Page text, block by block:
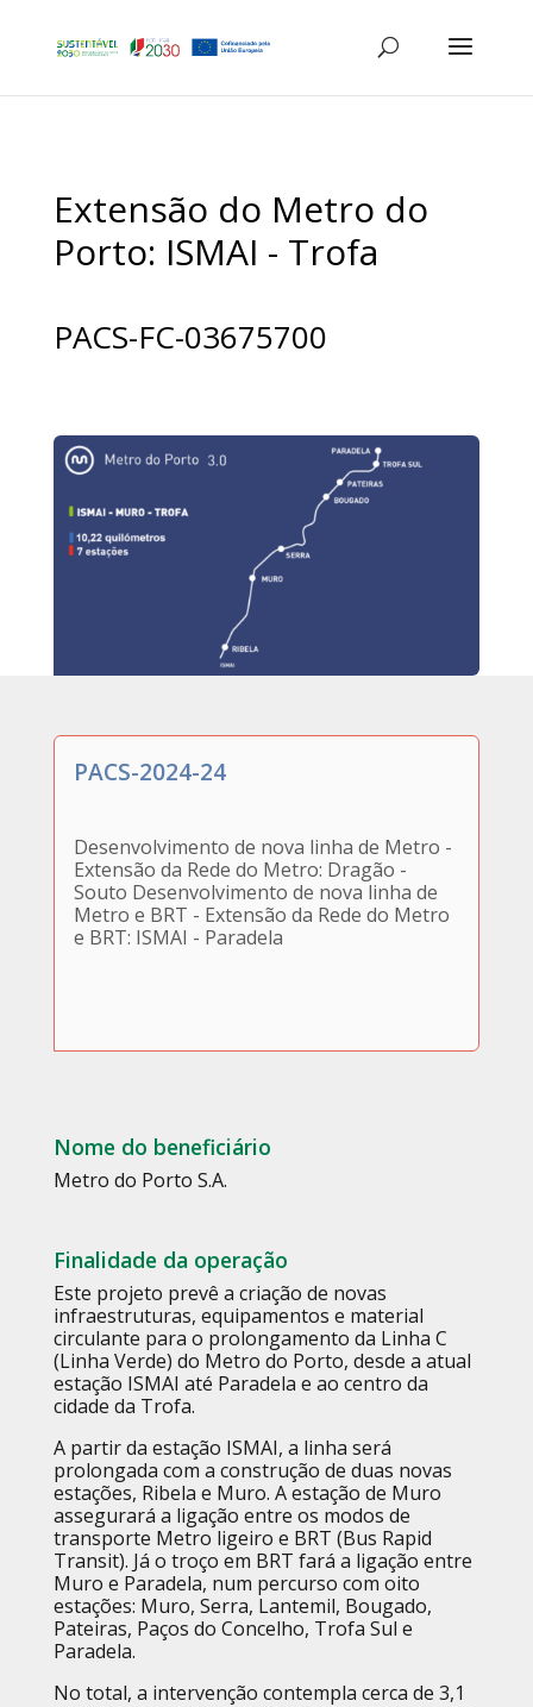
Extensão do Metro do
Porto: ISMAI - Trofa
PACS-FC-03675700
PACS-2024-24
Desenvolvimento de nova linha de Metro -
Extensão da Rede do Metro: Dragão -
Souto Desenvolvimento de nova linha de
Metro e BRT - Extensão da Rede do Metro
e BRT: ISMAI - Paradela
Nome do beneficiário
Metro do Porto S.A.
Finalidade da operação
Este projeto prevê a criação de novas
infraestruturas, equipamentos e material
circulante para o prolongamento da Linha C
(Linha Verde) do Metro do Porto, desde a atual
estação ISMAI até Paradela e ao centro da
cidade da Trofa.
A partir da estação ISMAI, a linha será
prolongada com a construção de duas novas
estações, Ribela e Muro. A estação de Muro
assegurará a ligação entre os modos de
transporte Metro ligeiro e BRT (Bus Rapid
Transit). Já o troço em BRT fará a ligação entre
Muro e Paradela, num percurso com oito
estações: Muro, Serra, Lantemil, Bougado,
Pateiras, Paços do Concelho, Trofa Sul e
Paradela.
No total, a intervenção contempla cerca de 3,1